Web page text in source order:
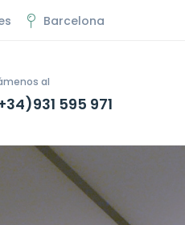
Barcelona
al
595 971